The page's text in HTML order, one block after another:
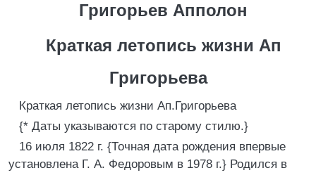
Григорьев Апполон
Краткая летопись жизни Ап
Григорьева
Краткая летопись жизни Ап.Григорьева
{* Даты указываются по старому стилю.}
16 июля 1822 г. {Точная дата рождения впервые
установлена Г. А. Федоровым в 1978 г.} Родился в